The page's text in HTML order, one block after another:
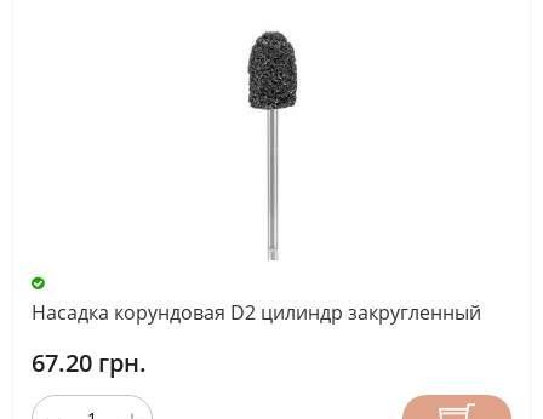
Насадка корундовая D2 цилиндр закругленный
67.20 грн.